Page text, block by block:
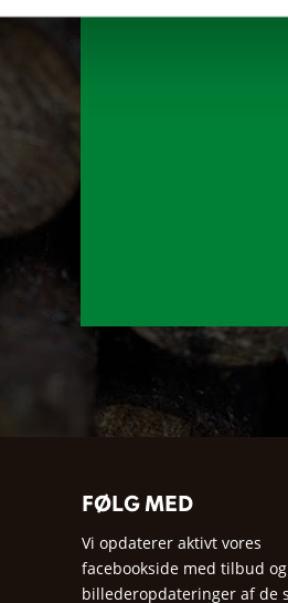
FØLG MED
Vi opdaterer aktivt vores
facebookside med tilbud og
billederopdateringer af de